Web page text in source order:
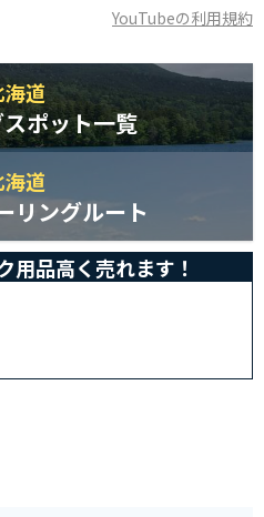
YouTubeの利用規約
海道
ポット一覧
海道
リングルート
用品高く売れます！